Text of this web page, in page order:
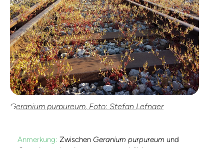
Geranium purpureum, Foto: Stefan Lefnaer
Anmerkung: Zwischen Geranium purpureum und